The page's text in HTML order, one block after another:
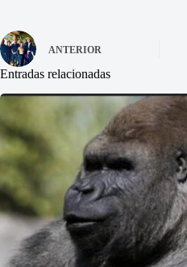
ANTERIOR
Entradas relacionadas